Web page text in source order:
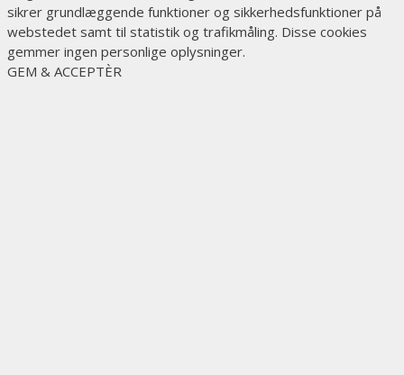
sikrer grundlæggende funktioner og sikkerhedsfunktioner på
webstedet samt til statistik og trafikmåling. Disse cookies
gemmer ingen personlige oplysninger.
GEM & ACCEPTÈR